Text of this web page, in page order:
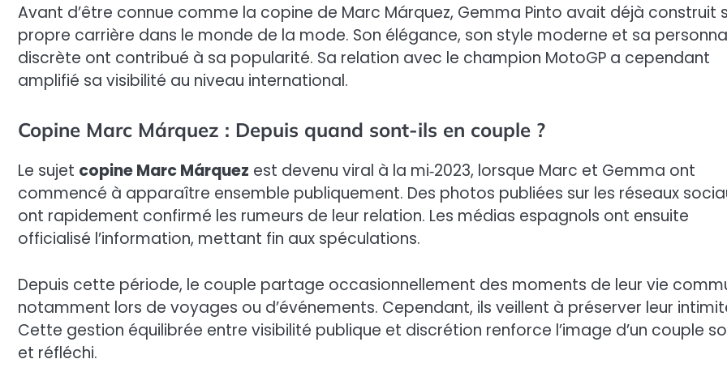
Avant d’être connue comme la copine de Marc Márquez, Gemma Pinto avait déjà construit
propre carrière dans le monde de la mode. Son élégance, son style moderne et sa
discrète ont contribué à sa popularité. Sa relation avec le champion MotoGP a cependant
amplifié sa visibilité au niveau international.
Copine Marc Márquez : Depuis quand sont-ils en couple ?
Le sujet copine Marc Márquez est devenu viral à la mi‑2023, lorsque Marc et Gemma ont
commencé à apparaître ensemble publiquement. Des photos publiées sur les réseaux
ont rapidement confirmé les rumeurs de leur relation. Les médias espagnols ont ensuite
officialisé l’information, mettant fin aux spéculations.
Depuis cette période, le couple partage occasionnellement des moments de leur vie
notamment lors de voyages ou d’événements. Cependant, ils veillent à préserver leur
Cette gestion équilibrée entre visibilité publique et discrétion renforce l’image d’un couple
et réfléchi.